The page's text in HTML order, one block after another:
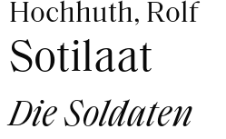
Hochhuth, Rolf
Sotilaat
Die Soldaten